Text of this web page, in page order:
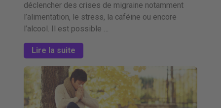
déclencher des crises de migraine notamment
l’alimentation, le stress, la caféine ou encore
l’alcool. Il est possible …
Lire la suite